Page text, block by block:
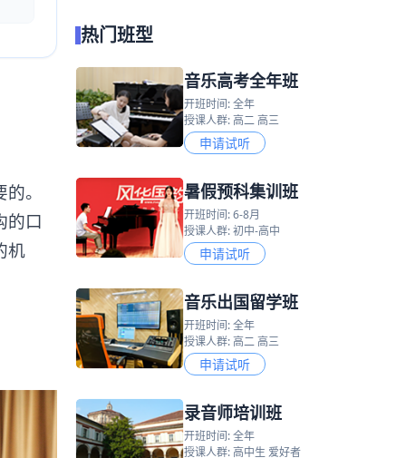
。
的口
机
热门班型
音乐高考全年班
开班时间: 全年
授课人群: 高二 高三
申请试听
暑假预科集训班
开班时间: 6-8月
授课人群: 初中-高中
申请试听
音乐出国留学班
开班时间: 全年
授课人群: 高二 高三
申请试听
录音师培训班
开班时间: 全年
授课人群: 高中生 爱好者